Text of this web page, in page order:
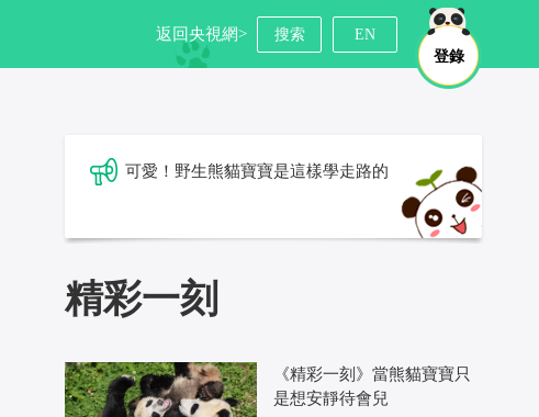
登錄
返回央視網> 搜索 EN
可愛！野生熊貓寶寶是這樣學走路的
精彩一刻
《精彩一刻》當熊貓寶寶只
是想安靜待會兒